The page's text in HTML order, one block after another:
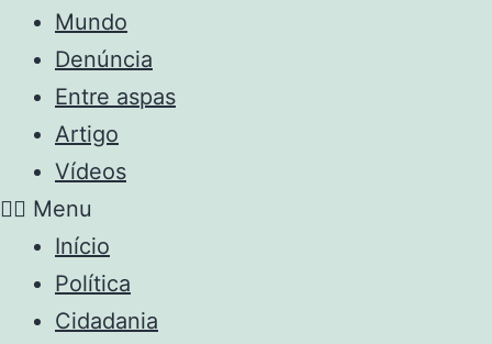
Mundo
Denúncia
Entre aspas
Artigo
Vídeos
Menu
Início
Política
Cidadania